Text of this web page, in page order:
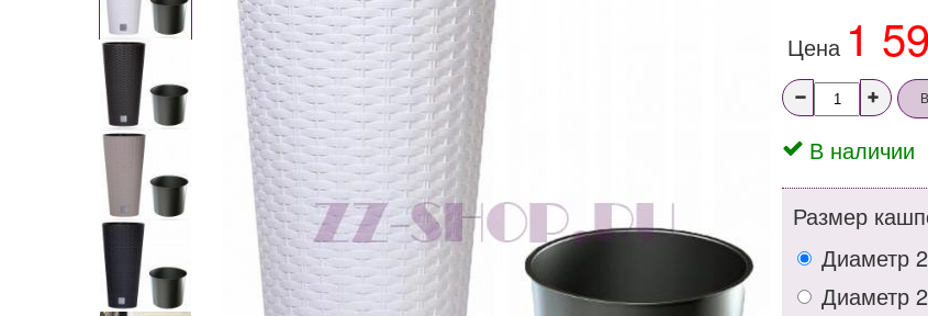
Цена 1
В наличии
Размер
Диаметр
Диаметр